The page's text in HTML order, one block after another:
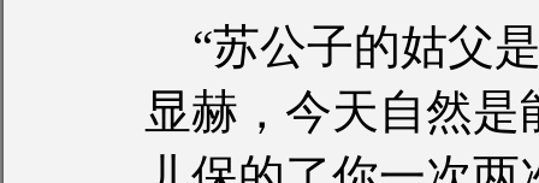
“苏公子的姑父
显赫，今天自然